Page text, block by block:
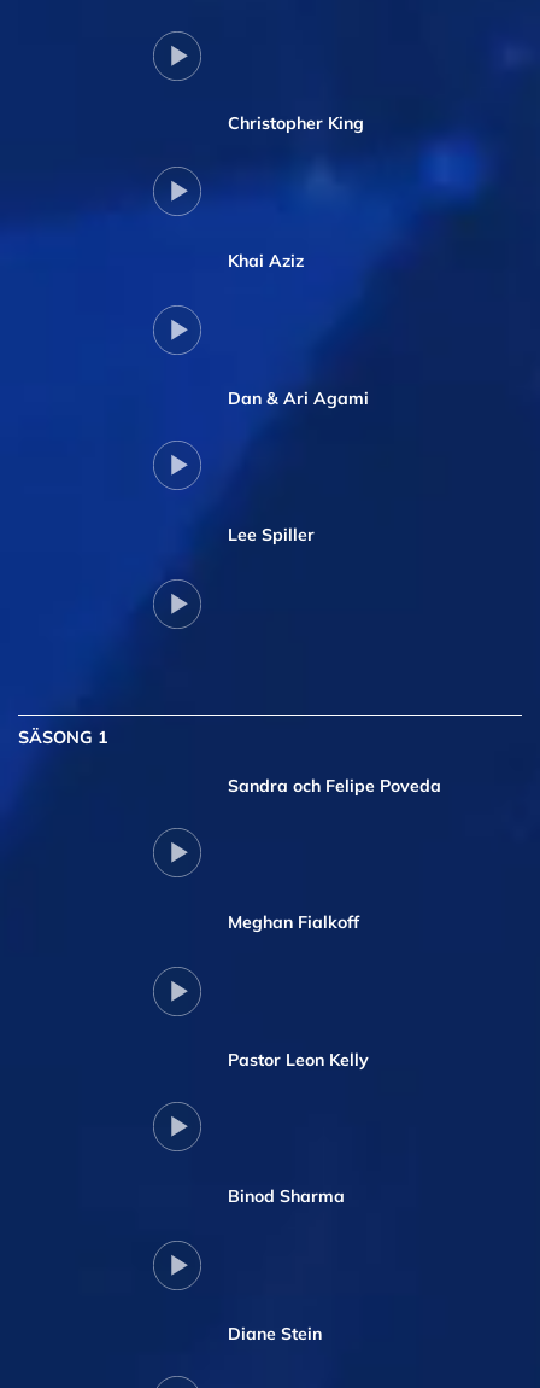
Christopher King
Khai Aziz
Dan & Ari Agami
Lee Spiller
SÄSONG 1
Sandra och Felipe Poveda
Meghan Fialkoff
Pastor Leon Kelly
Binod Sharma
Diane Stein